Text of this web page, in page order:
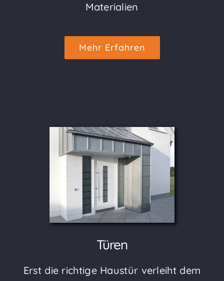
Materialien
Mehr Erfahren
Türen
Erst die richtige Haustür verleiht dem